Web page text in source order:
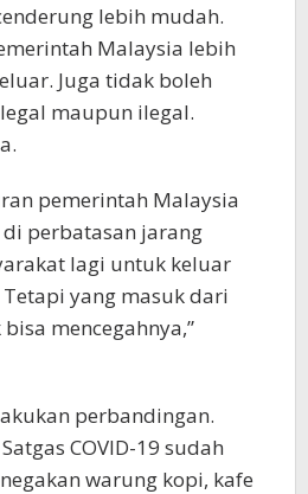
lebih mudah.
Malaysia lebih
Juga tidak boleh
maupun ilegal.
pemerintah Malaysia
perbatasan jarang
lagi untuk keluar
yang masuk dari
mencegahnya,”
perbandingan.
COVID-19 sudah
warung kopi, kafe